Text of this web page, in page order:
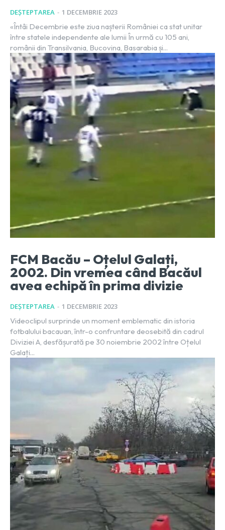
DEȘTEPTAREA - 1 DECEMBRIE 2023
«Întâi Decembrie este ziua nașterii României ca stat unitar
între statele independente ale lumii În urmă cu 105 ani,
românii din Transilvania, Bucovina, Basarabia și...
FCM Bacău – Oțelul Galați,
2002. Din vremea când Bacăul
avea echipă în prima divizie
DEȘTEPTAREA - 1 DECEMBRIE 2023
Videoclipul surprinde un moment emblematic din istoria
fotbalului bacauan, într-o confruntare deosebită din cadrul
Diviziei A, desfășurată pe 30 noiembrie 2002 între Oțelul
Galați...